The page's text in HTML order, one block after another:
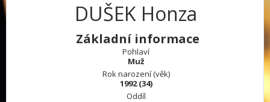
DUŠEK Honza
Základní informace
Pohlaví
Muž
Rok narození (věk)
1992 (34)
Oddíl